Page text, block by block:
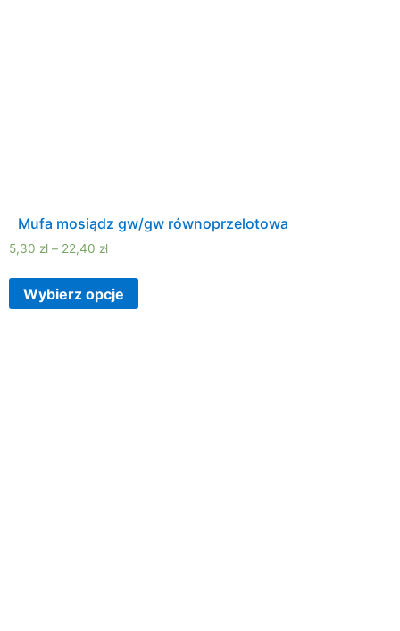
Mufa mosiądz gw/gw równoprzelotowa
5,30 zł – 22,40 zł
Wybierz opcje